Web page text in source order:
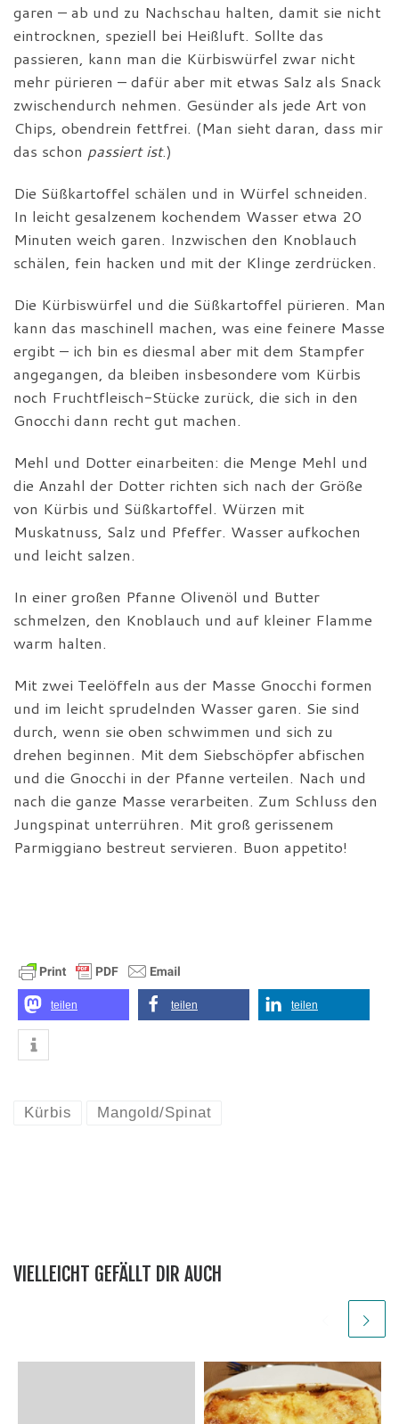
garen – ab und zu Nachschau halten, damit sie nicht
eintrocknen, speziell bei Heißluft. Sollte das
passieren, kann man die Kürbiswürfel zwar nicht
mehr pürieren – dafür aber mit etwas Salz als Snack
zwischendurch nehmen. Gesünder als jede Art von
Chips, obendrein fettfrei. (Man sieht daran, dass mir
das schon passiert ist.)
Die Süßkartoffel schälen und in Würfel schneiden.
In leicht gesalzenem kochendem Wasser etwa 20
Minuten weich garen. Inzwischen den Knoblauch
schälen, fein hacken und mit der Klinge zerdrücken.
Die Kürbiswürfel und die Süßkartoffel pürieren. Man
kann das maschinell machen, was eine feinere Masse
ergibt – ich bin es diesmal aber mit dem Stampfer
angegangen, da bleiben insbesondere vom Kürbis
noch Fruchtfleisch-Stücke zurück, die sich in den
Gnocchi dann recht gut machen.
Mehl und Dotter einarbeiten: die Menge Mehl und
die Anzahl der Dotter richten sich nach der Größe
von Kürbis und Süßkartoffel. Würzen mit
Muskatnuss, Salz und Pfeffer. Wasser aufkochen
und leicht salzen.
In einer großen Pfanne Olivenöl und Butter
schmelzen, den Knoblauch und auf kleiner Flamme
warm halten.
Mit zwei Teelöffeln aus der Masse Gnocchi formen
und im leicht sprudelnden Wasser garen. Sie sind
durch, wenn sie oben schwimmen und sich zu
drehen beginnen. Mit dem Siebschöpfer abfischen
und die Gnocchi in der Pfanne verteilen. Nach und
nach die ganze Masse verarbeiten. Zum Schluss den
Jungspinat unterrühren. Mit groß gerissenem
Parmiggiano bestreut servieren. Buon appetito!
teilen teilen teilen
Kürbis Mangold/Spinat
VIELLEICHT GEFÄLLT DIR AUCH